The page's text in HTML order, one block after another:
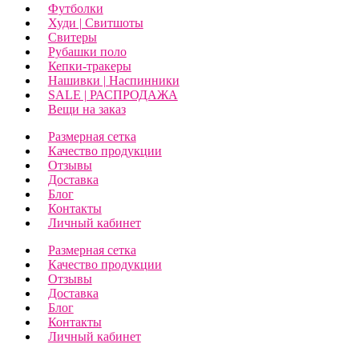
Футболки
Худи | Свитшоты
Свитеры
Рубашки поло
Кепки-тракеры
Нашивки | Наспинники
SALE | РАСПРОДАЖА
Вещи на заказ
Размерная сетка
Качество продукции
Отзывы
Доставка
Блог
Контакты
Личный кабинет
Размерная сетка
Качество продукции
Отзывы
Доставка
Блог
Контакты
Личный кабинет